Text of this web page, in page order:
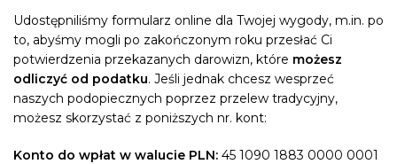
Udostępniliśmy formularz online dla Twojej wygody, m.in. po
to, abyśmy mogli po zakończonym roku przesłać Ci
potwierdzenia przekazanych darowizn, które możesz
odliczyć od podatku. Jeśli jednak chcesz wesprzeć
naszych podopiecznych poprzez przelew tradycyjny,
możesz skorzystać z poniższych nr. kont:
Konto do wpłat w walucie PLN: 45 1090 1883 0000 0001